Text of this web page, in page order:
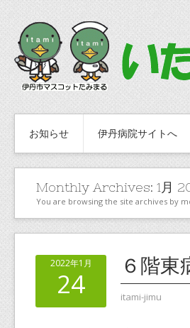
お知らせ 伊丹病院サイトへ
Monthly Archives: 1月
You are browsing the site archives by
2022年1月
24
６階東
itami-jimu